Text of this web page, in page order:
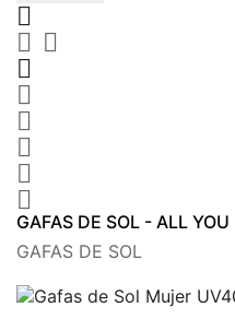

 






GAFAS DE SOL - ALL YOU
GAFAS DE SOL